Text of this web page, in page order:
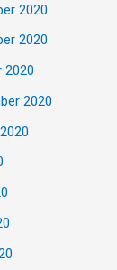
2020
2020
2020
2020